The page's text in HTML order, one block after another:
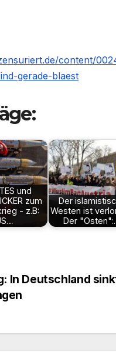
content/
gerade-blaest
und
zum
- z.B:
Der
Westen ist
Der
In Deutschland